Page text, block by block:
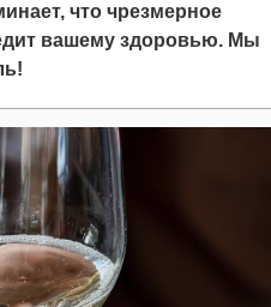
что чрезмерное
вашему здоровью. Мы